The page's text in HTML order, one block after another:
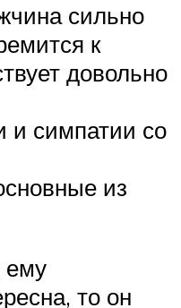
сильно
к
довольно
и симпатии со
из
ему
то он